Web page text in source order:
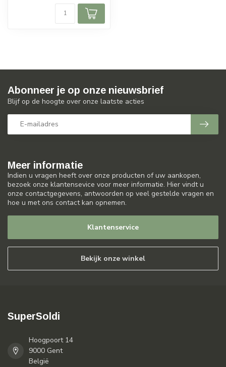
Meer informatie
Indien u vragen heeft over onze producten of uw aankopen,
bezoek onze klantensevice voor meer informatie. Hier vindt u
onze contactgegevens, antwoorden op veel gestelde vragen en
hoe u met ons contact kan opnemen.
Klantenservice
Bekijk onze winkel
Abonneer je op onze nieuwsbrief
Blijf op de hoogte over onze laatste acties
SuperSoldi
Hoogpoort 14
9000 Gent
België